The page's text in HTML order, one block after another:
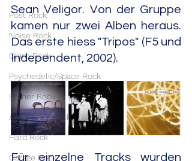
Post Rock
Noise Rock
Glam Rock
Psychedelic/Space Rock
Stoner Rock
Alternative Rock
Hard Rock
Garage Rock
Sean Veligor. Von der Gruppe
kamen nur zwei Alben heraus.
Das erste hiess "Tripos" (F5 und
Independent, 2002).
Für einzelne Tracks wurden